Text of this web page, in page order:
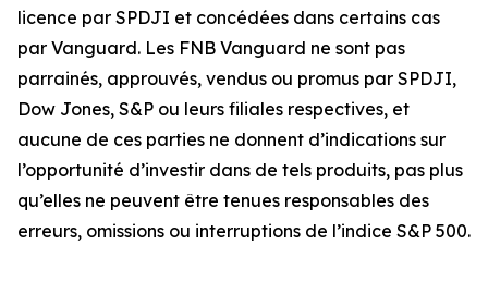
licence par SPDJI et concédées dans certains cas
par Vanguard. Les FNB Vanguard ne sont pas
parrainés, approuvés, vendus ou promus par SPDJI,
Dow Jones, S&P ou leurs filiales respectives, et
aucune de ces parties ne donnent d’indications sur
l’opportunité d’investir dans de tels produits, pas plus
qu’elles ne peuvent être tenues responsables des
erreurs, omissions ou interruptions de l’indice S&P 500.